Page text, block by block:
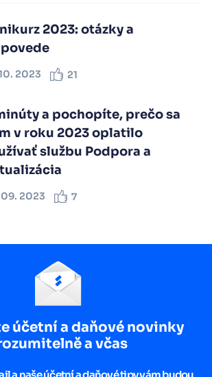
2023: otázky a
2023 21
a pochopíte, prečo sa
v roku 2023 oplatilo
službu Podpora a
09. 2023 7
účetní a daňové novinky
a včas